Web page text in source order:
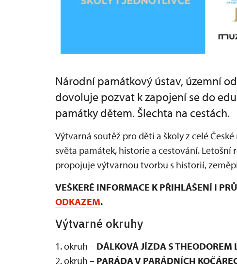
Národní památkový ústav, územní
dovoluje pozvat k zapojení se do
památky dětem. Šlechta na cestách.
Výtvarná soutěž pro děti a školy z celé
světa památek, historie a cestování. Letošní
propojuje výtvarnou tvorbu s historií,
VEŠKERÉ INFORMACE K PŘIHLÁŠENÍ I
ODKAZEM.
Výtvarné okruhy
1. okruh – DÁLKOVÁ JÍZDA S THEODOREM
2. okruh – PARÁDA V PARÁDNÍCH